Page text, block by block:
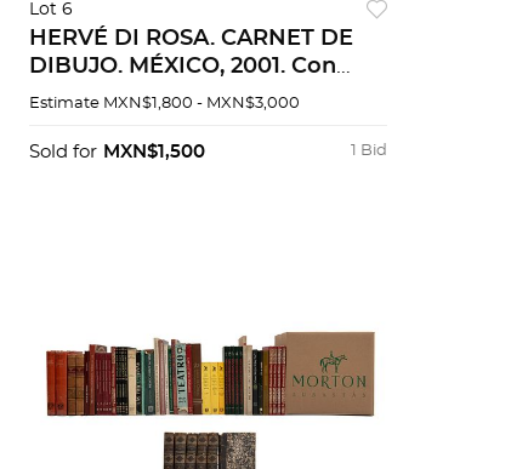
Lot 6
HERVÉ DI ROSA. CARNET DE
DIBUJO. MÉXICO, 2001. Con
serigrafía numerada. Edición de
dedicados por el autor.
Estimate MXN$1,800 - MXN$3,000
1 Bid
Sold for MXN$1,500